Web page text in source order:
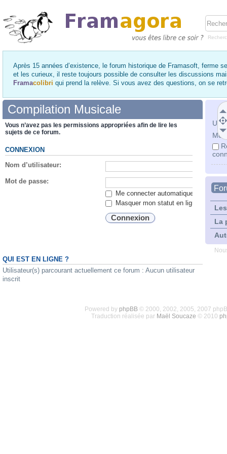
Après 15 années d’existence, le forum historique de Framasoft, ferme
et les curieux, il reste toujours possible de consulter les discussions
Framacolibri qui prend la relève. Si vous avez des questions, on se
Mot
La
Compilation Musicale
Vous n’avez pas les permissions appropriées afin de lire les
sujets de ce forum.
CONNEXION
Nom d’utilisateur:
Mot de passe:
Me connecter automatiquement lors
Masquer mon statut en ligne lors de
QUI EST EN LIGNE ?
Utilisateur(s) parcourant actuellement ce forum : Aucun utilisateur
inscrit
Powered by phpBB© 2000, 2002, 2005, 2007
Traduction réalisée par Maël Soucaze © 2010